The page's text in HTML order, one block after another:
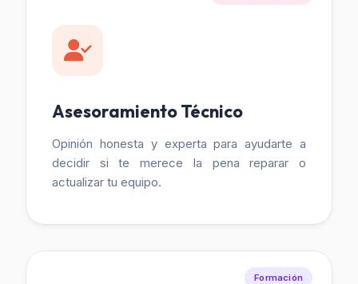
Asesoramiento Técnico
Opinión honesta y experta para ayudarte a
decidir si te merece la pena reparar o
actualizar tu equipo.
Formación